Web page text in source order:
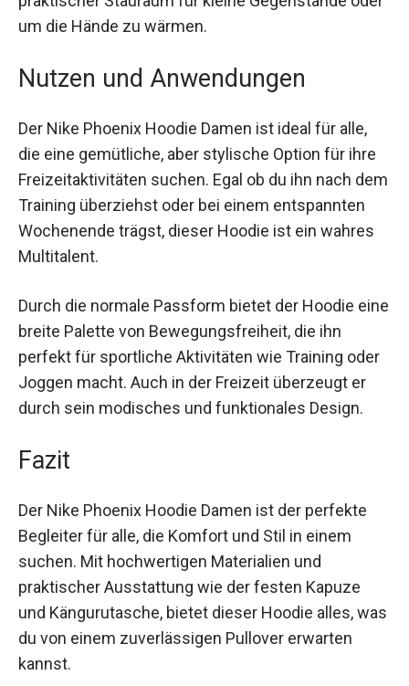
Gegenstände oder um die Hände zu wärmen.
Nutzen und Anwendungen
die eine gemütliche, aber stylische Option für ihre
Freizeitaktivitäten suchen. Egal ob du ihn nach
dem Training überziehst oder bei einem
entspannten Wochenende trägst, dieser Hoodie
ist ein wahres Multitalent.
eine breite Palette von Bewegungsfreiheit, die ihn
perfekt für sportliche Aktivitäten wie Training
oder Joggen macht. Auch in der Freizeit
überzeugt er durch sein modisches und
funktionales Design.
Fazit
Der Nike Phoenix Hoodie Damen ist der perfekte
Begleiter für alle, die Komfort und Stil in einem
suchen. Mit hochwertigen Materialien und
praktischer Ausstattung wie der festen Kapuze
und Kängurutasche, bietet dieser Hoodie alles,
was du von einem zuverlässigen Pullover
erwarten kannst.